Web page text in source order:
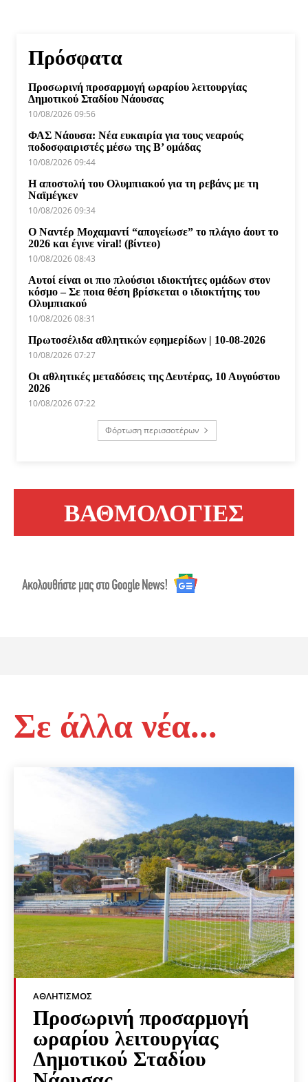
Πρόσφατα
Προσωρινή προσαρμογή ωραρίου λειτουργίας
Δημοτικού Σταδίου Νάουσας
10/08/2026 09:56
ΦΑΣ Νάουσα: Νέα ευκαιρία για τους νεαρούς
ποδοσφαιριστές μέσω της Β’ ομάδας
10/08/2026 09:44
Η αποστολή του Ολυμπιακού για τη ρεβάνς με τη
Ναϊμέγκεν
10/08/2026 09:34
Ο Ναντέρ Μοχαμαντί “απογείωσε” το πλάγιο άουτ το
2026 και έγινε viral! (βίντεο)
10/08/2026 08:43
Αυτοί είναι οι πιο πλούσιοι ιδιοκτήτες ομάδων στον
κόσμο – Σε ποια θέση βρίσκεται ο ιδιοκτήτης του
Ολυμπιακού
10/08/2026 08:31
Πρωτοσέλιδα αθλητικών εφημερίδων | 10-08-2026
10/08/2026 07:27
Οι αθλητικές μεταδόσεις της Δευτέρας, 10 Αυγούστου
2026
10/08/2026 07:22
Φόρτωση περισσοτέρων
ΒΑΘΜΟΛΟΓΙΕΣ
Σε άλλα νέα...
ΑΘΛΗΤΙΣΜΌΣ
Προσωρινή προσαρμογή
ωραρίου λειτουργίας
Δημοτικού Σταδίου